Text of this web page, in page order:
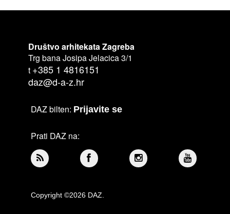
Društvo arhitekata Zagreba
Trg bana Josipa Jelacica 3/1
t +385 1 4816151
daz@d-a-z.hr
DAZ bilten: Prijavite se
Prati DAZ na:
Copyright ©2026 DAZ.